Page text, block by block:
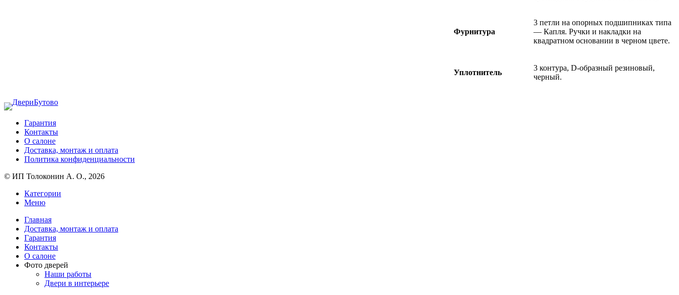
Фурнитура
3 петли на опорных подшипниках типа
— Капля. Ручки и накладки на
квадратном основании в черном цвете.
Уплотнитель
3 контура, D-образный резиновый,
черный.
Гарантия
Контакты
О салоне
Доставка, монтаж и оплата
Политика конфиденциальности
© ИП Толоконин А. О., 2026
Категории
Меню
Главная
Доставка, монтаж и оплата
Гарантия
Контакты
О салоне
Фото дверей
Наши работы
Двери в интерьере